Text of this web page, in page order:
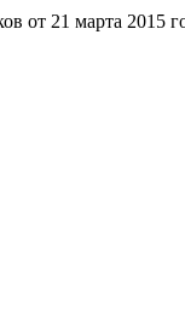
от 21 марта 2015